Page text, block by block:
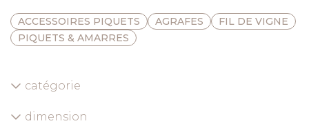
ACCESSOIRES PIQUETS AGRAFES
FIL DE VIGNE
PIQUETS & AMARRES
catégorie
dimension